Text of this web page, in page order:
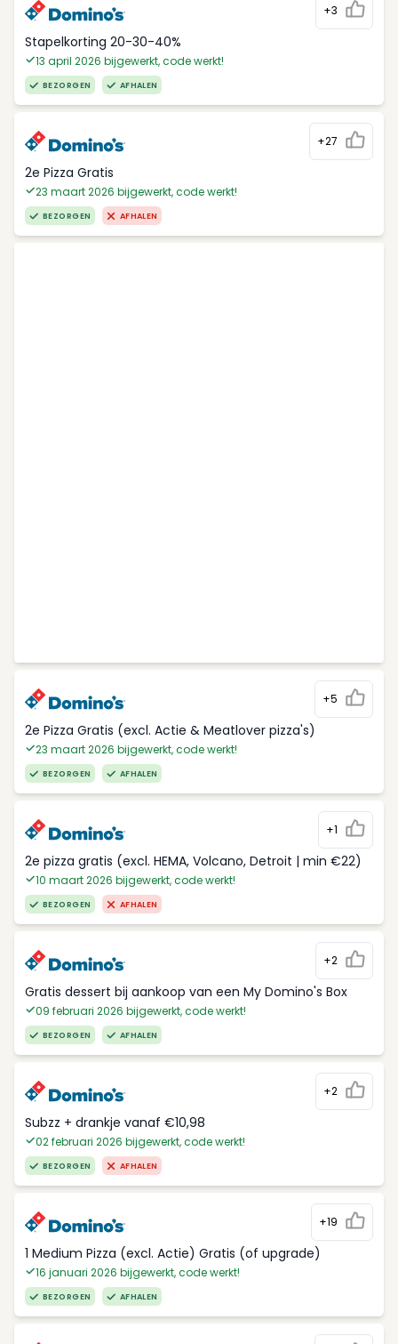
+3
Stapelkorting 20-30-40%
13 april 2026 bijgewerkt, code werkt!
BEZORGEN AFHALEN
+27
2e Pizza Gratis
23 maart 2026 bijgewerkt, code werkt!
BEZORGEN AFHALEN
+5
2e Pizza Gratis (excl. Actie & Meatlover pizza's)
23 maart 2026 bijgewerkt, code werkt!
BEZORGEN AFHALEN
+1
2e pizza gratis (excl. HEMA, Volcano, Detroit | min €22)
10 maart 2026 bijgewerkt, code werkt!
BEZORGEN AFHALEN
+2
Gratis dessert bij aankoop van een My Domino's Box
09 februari 2026 bijgewerkt, code werkt!
BEZORGEN AFHALEN
+2
Subzz + drankje vanaf €10,98
02 februari 2026 bijgewerkt, code werkt!
BEZORGEN AFHALEN
+19
1 Medium Pizza (excl. Actie) Gratis (of upgrade)
16 januari 2026 bijgewerkt, code werkt!
BEZORGEN AFHALEN